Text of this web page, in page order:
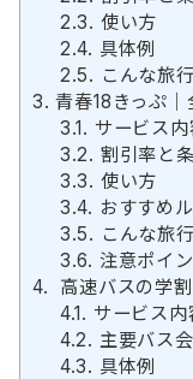
2.3. 使い方
2.4. 具体例
2.5. こんな旅
3. 青春18きっぷ
3.1. サービス内
3.2. 割引率と
3.3. 使い方
3.4. おすすめ
3.5. こんな旅
3.6. 注意ポイ
4. 高速バスの学
4.1. サービス内
4.2. 主要バス
4.3. 具体例